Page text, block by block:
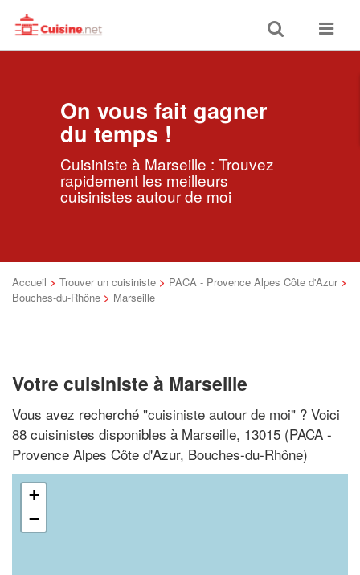
Toggle
search
Toggle
On vous fait gagner
du temps !
Cuisiniste à Marseille : Trouvez
rapidement les meilleurs
cuisinistes autour de moi
Accueil > Trouver un cuisiniste > PACA - Provence Alpes Côte d'Azur >
Bouches-du-Rhône > Marseille
Votre cuisiniste à Marseille
Vous avez recherché "cuisiniste autour de moi" ? Voici
88 cuisinistes disponibles à Marseille, 13015 (PACA -
Provence Alpes Côte d'Azur, Bouches-du-Rhône)
+
−